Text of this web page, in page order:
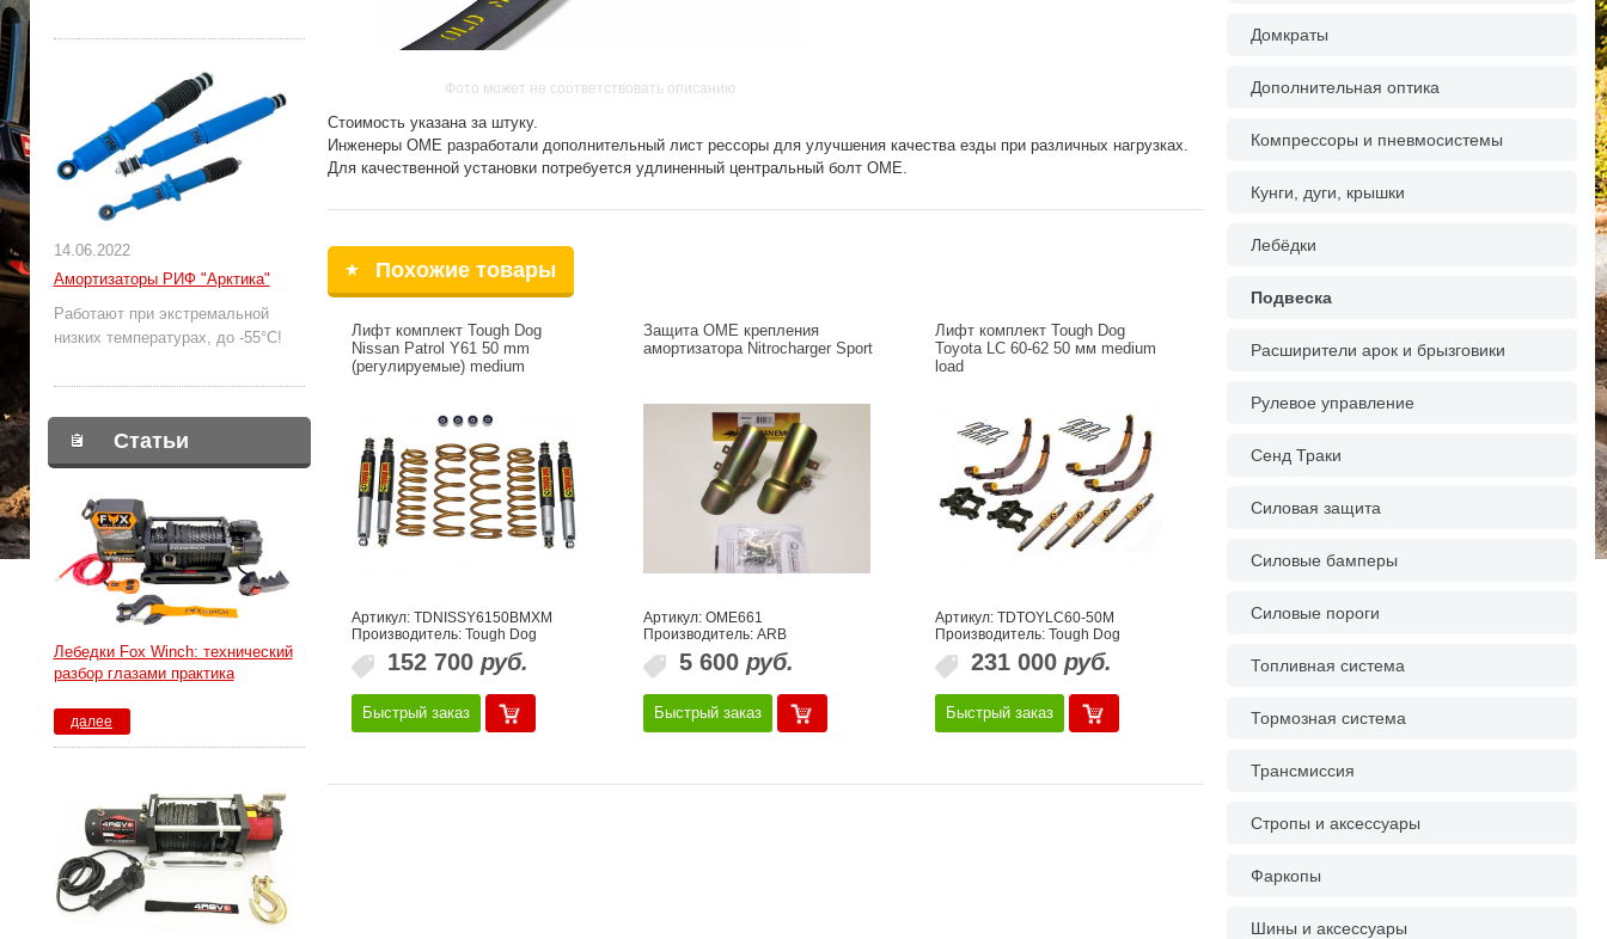
14.06.2022
Амортизаторы РИФ "Арктика"
Работают при экстремальной
низких температурах, до -55°С!
Статьи
Лебедки Fox Winch: технический
разбор глазами практика
далее
Фото может не соответствовать описанию
Стоимость указана за штуку.
Инженеры ОМЕ разработали дополнительный лист рессоры для улучшения качества езды при различных нагрузках.
Для качественной установки потребуется удлиненный центральный болт OME.
Похожие товары
Лифт комплект Tough Dog
Nissan Patrol Y61 50 mm
(регулируемыe) medium
Артикул: TDNISSY6150BMXM
Производитель: Tough Dog
152 700 руб.
Быстрый заказ
Защита OME крепления
амортизатора Nitrocharger Sport
Артикул: OME661
Производитель: ARB
5 600 руб.
Быстрый заказ
Лифт комплект Tough Dog
Toyota LC 60-62 50 мм medium
load
Артикул: TDTOYLC60-50M
Производитель: Tough Dog
231 000 руб.
Быстрый заказ
Домкраты
Дополнительная оптика
Компрессоры и пневмосистемы
Кунги, дуги, крышки
Лебёдки
Подвеска
Расширители арок и брызговики
Рулевое управление
Сенд Траки
Силовая защита
Силовые бамперы
Силовые пороги
Топливная система
Тормозная система
Трансмиссия
Стропы и аксессуары
Фаркопы
Шины и аксессуары